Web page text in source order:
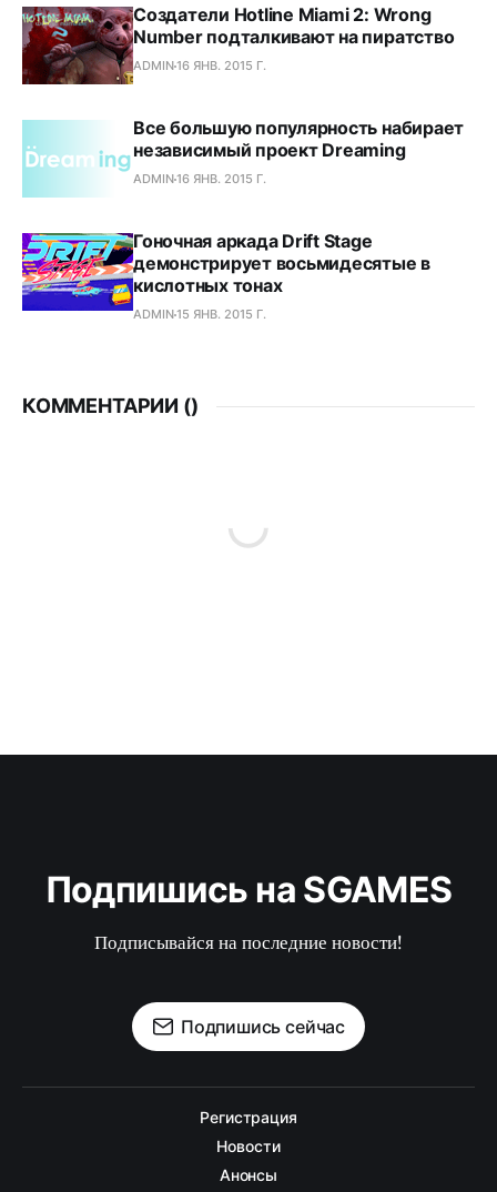
Создатели Hotline Miami 2: Wrong
Number подталкивают на пиратство
ADMIN16 ЯНВ. 2015 Г.
Все большую популярность набирает
независимый проект Dreaming
ADMIN16 ЯНВ. 2015 Г.
Гоночная аркада Drift Stage
демонстрирует восьмидесятые в
кислотных тонах
ADMIN15 ЯНВ. 2015 Г.
КОММЕНТАРИИ ()
Подпишись на SGAMES
Подписывайся на последние новости!
Подпишись сейчас
Регистрация
Новости
Анонсы